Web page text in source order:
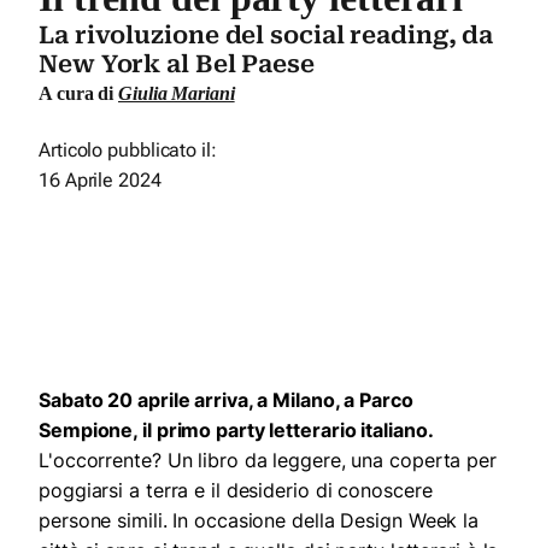
La rivoluzione del social reading, da
New York al Bel Paese
A cura di Giulia Mariani
Articolo pubblicato il:
16 Aprile 2024
Sabato 20 aprile arriva, a Milano, a Parco
Sempione, il primo party letterario italiano.
L'occorrente? Un libro da leggere, una coperta per
poggiarsi a terra e il desiderio di conoscere
persone simili. In occasione della Design Week la